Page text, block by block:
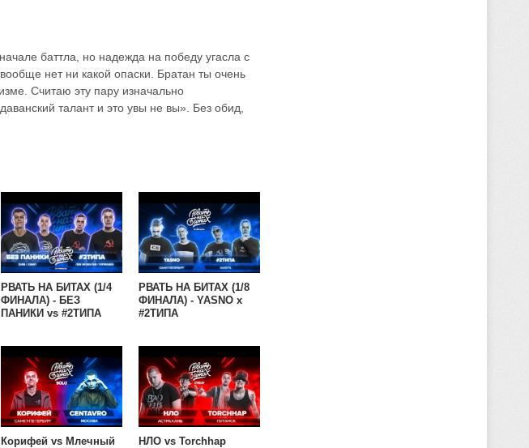
баттла, но надежда на победу угасла с
нет ни какой опаски. Братан ты очень
Считаю эту пару изначально
талант и это увы не вы». Без обид,
РВАТЬ НА БИТАХ (1/4
ФИНАЛА) - БЕЗ
ПАНИКИ vs #2ТИПА
РВАТЬ НА БИТАХ (1/8
ФИНАЛА) - YASNO x
#2ТИПА
Корифей vs Млечный
НЛО vs Torchhap